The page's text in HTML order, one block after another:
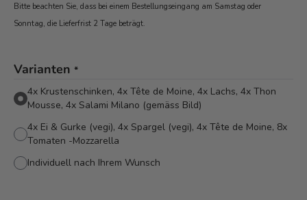
Bitte beachten Sie, dass bei einem Bestellungseingang am Samstag oder
Sonntag, die Lieferfrist 2 Tage beträgt.
Varianten *
4x Krustenschinken, 4x Tête de Moine, 4x Lachs, 4x Thon
Mousse, 4x Salami Milano (gemäss Bild)
4x Ei & Gurke (vegi), 4x Spargel (vegi), 4x Tête de Moine, 8x
Tomaten -Mozzarella
Individuell nach Ihrem Wunsch